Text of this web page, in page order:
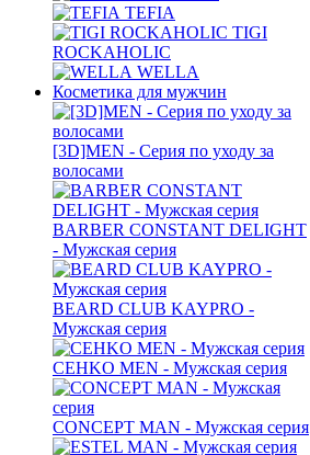
TEFIA
TIGI
ROCKAHOLIC
WELLA
Косметика для мужчин
[3D]MEN - Серия по уходу за
волосами
BARBER CONSTANT DELIGHT
- Мужская серия
BEARD CLUB KAYPRO -
Мужская серия
CEHKO MEN - Мужская серия
CONCEPT MAN - Мужская серия